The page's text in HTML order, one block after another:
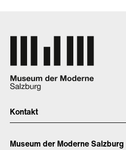
Kontakt
Museum der Moderne Salzburg